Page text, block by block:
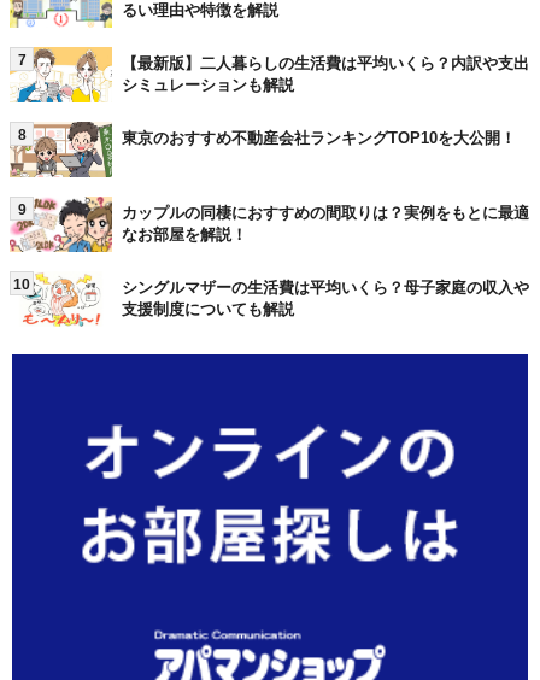
るい理由や特徴を解説
7
【最新版】二人暮らしの生活費は平均いくら？内訳や支出
シミュレーションも解説
8 東京のおすすめ不動産会社ランキングTOP10を大公開！
9
カップルの同棲におすすめの間取りは？実例をもとに最適
なお部屋を解説！
10
シングルマザーの生活費は平均いくら？母子家庭の収入や
支援制度についても解説